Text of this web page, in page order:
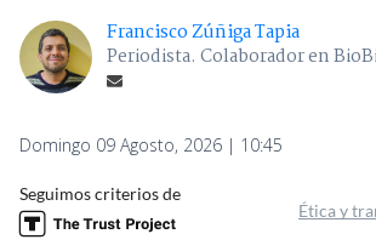
Francisco Zúñiga Tapia
Periodista. Colaborador en
Domingo 09 Agosto, 2026 | 10:45
Seguimos criterios de
Ética y